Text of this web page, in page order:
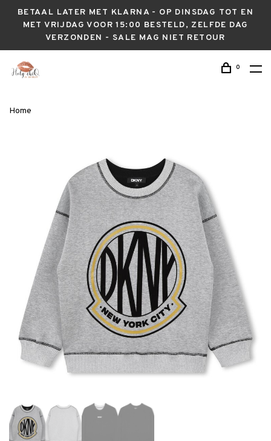
BETAAL LATER MET KLARNA - OP DINSDAG TOT EN
MET VRIJDAG VOOR 15:00 BESTELD, ZELFDE DAG
VERZONDEN - SALE MAG NIET RETOUR
0
Home